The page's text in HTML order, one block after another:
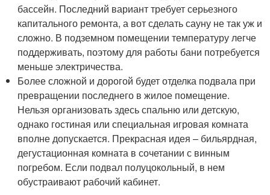
бассейн. Последний вариант требует серьезного
капитального ремонта, а вот сделать сауну не так уж и
сложно. В подземном помещении температуру легче
поддерживать, поэтому для работы бани потребуется
меньше электричества.
Более сложной и дорогой будет отделка подвала при
превращении последнего в жилое помещение.
Нельзя организовать здесь спальню или детскую,
однако гостиная или специальная игровая комната
вполне допускается. Прекрасная идея – бильярдная,
дегустационная комната в сочетании с винным
погребом. Если подвал полуцокольный, в нем
обустраивают рабочий кабинет.